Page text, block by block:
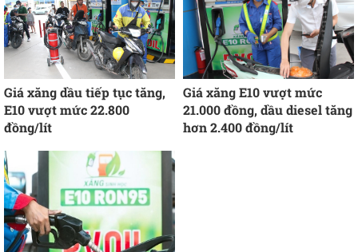
Giá xăng dầu tiếp tục tăng,
E10 vượt mức 22.800
đồng/lít
Giá xăng E10 vượt mức
21.000 đồng, dầu diesel tăng
hơn 2.400 đồng/lít